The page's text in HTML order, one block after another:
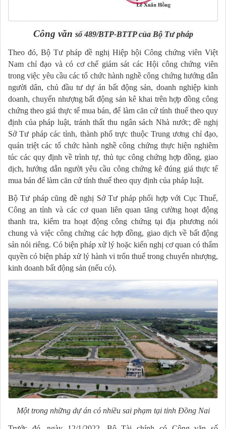
Công văn số 489/BTP-BTTP của Bộ Tư pháp
Theo đó, Bộ Tư pháp đề nghị Hiệp hội Công chứng viên Việt
Nam chỉ đạo và có cơ chế giám sát các Hội công chứng viên
trong việc yêu cầu các tổ chức hành nghề công chứng hướng dẫn
người dân, chủ đầu tư dự án bất động sản, doanh nghiệp kinh
doanh, chuyển nhượng bất động sản kê khai trên hợp đồng công
chứng theo giá thực tế mua bán, để làm căn cứ tính thuế theo quy
định của pháp luật, tránh thất thu ngân sách Nhà nước; đề nghị
Sở Tư pháp các tỉnh, thành phố trực thuộc Trung ương chỉ đạo,
quán triệt các tổ chức hành nghề công chứng thực hiện nghiêm
túc các quy định về trình tự, thủ tục công chứng hợp đồng, giao
dịch, hướng dẫn người yêu cầu công chứng kê đúng giá thực tế
mua bán để làm căn cứ tính thuế theo quy định của pháp luật.
Bộ Tư pháp cũng đề nghị Sở Tư pháp phối hợp với Cục Thuế,
Công an tỉnh và các cơ quan liên quan tăng cường hoạt động
thanh tra, kiểm tra hoạt động công chứng tại địa phương nói
chung và việc công chứng các hợp đồng, giao dịch về bất động
sản nói riêng. Có biện pháp xử lý hoặc kiến nghị cơ quan có thẩm
quyền có biện pháp xử lý hành vi trốn thuế trong chuyển nhượng,
kinh doanh bất động sản (nếu có).
Một trong những dự án có nhiều sai phạm tại tỉnh Đồng Nai